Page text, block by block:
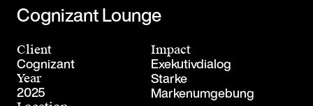
Cognizant Lounge
Client
Cognizant
Year
2025
Impact
Exekutivdialog
Starke
Markenumgebung